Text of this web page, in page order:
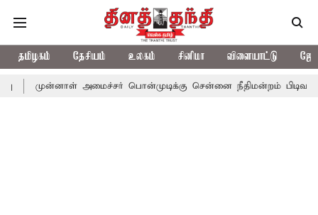
தமிழகம் தேசியம் உலகம் சினிமா விளையாட்டு
அமைச்சர் பொன்முடிக்கு சென்னை நீதிமன்றம் பிடிவாராண்ட்